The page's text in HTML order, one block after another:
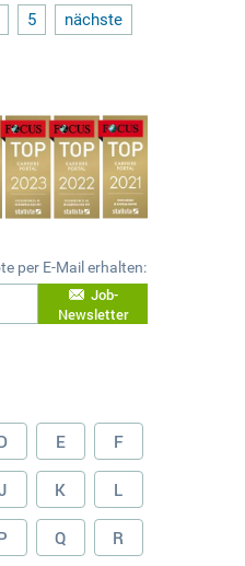
5 nächste
per E-Mail erhalten:
Job-
Newsletter
E F
K L
Q R